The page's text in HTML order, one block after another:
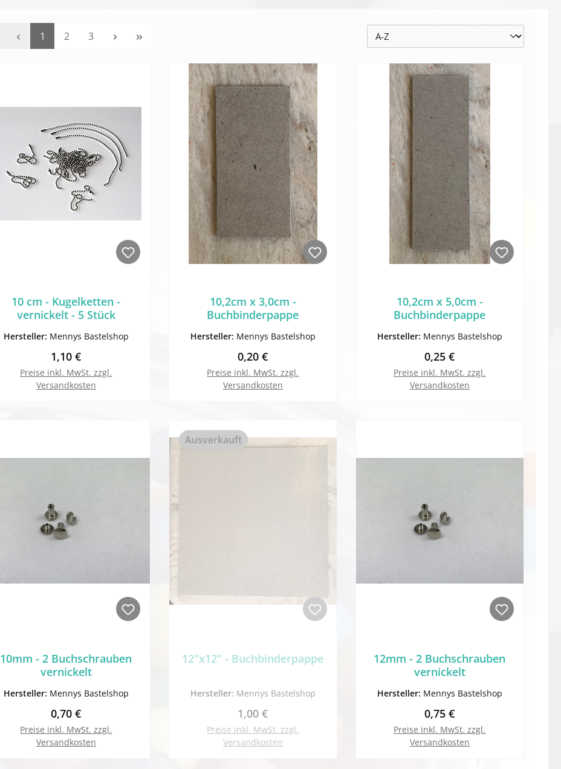
Seite
1 Seite
2 Seite
3
10 cm - Kugelketten -
vernickelt - 5 Stück
Hersteller: Mennys Bastelshop
Regulärer Preis:
1,10 €
Preise inkl. MwSt. zzgl.
Versandkosten
10,2cm x 3,0cm -
Buchbinderpappe
Hersteller: Mennys Bastelshop
Regulärer Preis:
0,20 €
Preise inkl. MwSt. zzgl.
Versandkosten
10,2cm x 5,0cm -
Buchbinderpappe
Hersteller: Mennys Bastelshop
Regulärer Preis:
0,25 €
Preise inkl. MwSt. zzgl.
Versandkosten
10mm - 2 Buchschrauben
vernickelt
Hersteller: Mennys Bastelshop
Regulärer Preis:
0,70 €
Preise inkl. MwSt. zzgl.
Versandkosten
Ausverkauft
12"x12" - Buchbinderpappe
Hersteller: Mennys Bastelshop
Regulärer Preis:
1,00 €
Preise inkl. MwSt. zzgl.
Versandkosten
12mm - 2 Buchschrauben
vernickelt
Hersteller: Mennys Bastelshop
Regulärer Preis:
0,75 €
Preise inkl. MwSt. zzgl.
Versandkosten